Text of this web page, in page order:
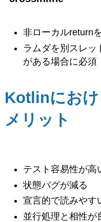
非ローカルreturn
ラムダを別スレッ
がある場合に必須
Kotlinにお
メリット
テスト容易性が高
状態バグが減る
宣言的で読みやす
並行処理と相性が